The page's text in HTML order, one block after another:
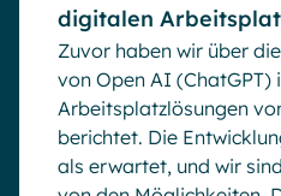
digitalen
Zuvor haben wir über
von Open AI (ChatGPT)
Arbeitsplatzlösungen
berichtet. Die
als erwartet, und wir